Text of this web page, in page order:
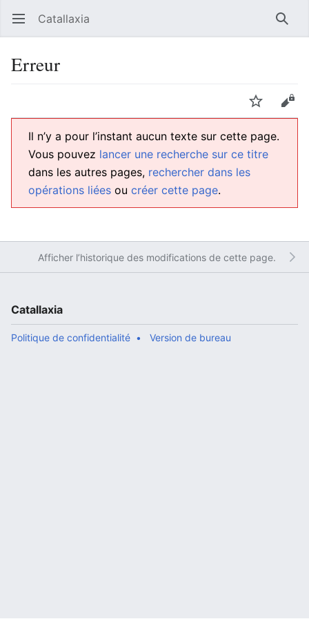
Ouvrir le menu principal Catallaxia
Erreur
Suivre
Il n’y a pour l’instant aucun texte sur cette page.
Vous pouvez lancer une recherche sur ce titre
dans les autres pages, rechercher dans les
opérations liées ou créer cette page.
Afficher l’historique des modifications de cette page.
Catallaxia
Politique de confidentialité Version de bureau